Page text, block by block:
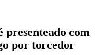
presenteado com
por torcedor